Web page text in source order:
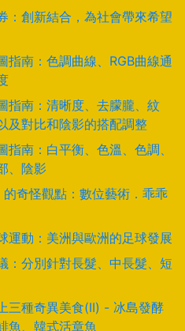
：創新結合，為社會帶來希望
指南：色調曲線、RGB曲線通
指南：清晰度、去朦朧、紋
及對比和陰影的搭配調整
指南：白平衡、色溫、色調、
、陰影
奇怪觀點：數位藝術．乖乖
運動：美洲與歐洲的足球發展
：分別針對長髮、中長髮、短
三種奇異美食(II) - 冰島發酵
魚、韓式活章魚